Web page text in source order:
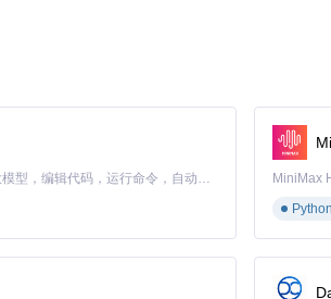
（flag参数）：
Claude Code 的开源替代方案。连接任意大模型，编辑代码，运行命令，自动验证 — 全自动执行。用 Rust 构建，极致性能。 ｜ An open-source alternative to Claude Code. Connect any LLM, edit code, run commands, and verify changes — autonomously. Built in Rust for speed. Get Started
Python